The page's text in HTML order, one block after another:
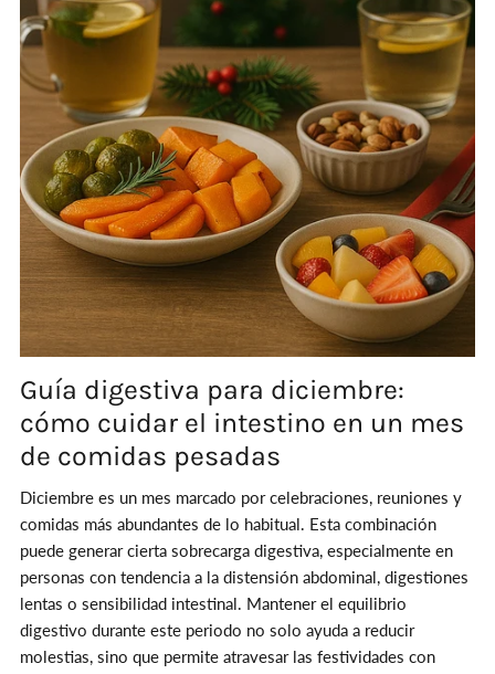
Guía digestiva para diciembre:
cómo cuidar el intestino en un mes
de comidas pesadas
Diciembre es un mes marcado por celebraciones, reuniones y
comidas más abundantes de lo habitual. Esta combinación
puede generar cierta sobrecarga digestiva, especialmente en
personas con tendencia a la distensión abdominal, digestiones
lentas o sensibilidad intestinal. Mantener el equilibrio
digestivo durante este periodo no solo ayuda a reducir
molestias, sino que permite atravesar las festividades con